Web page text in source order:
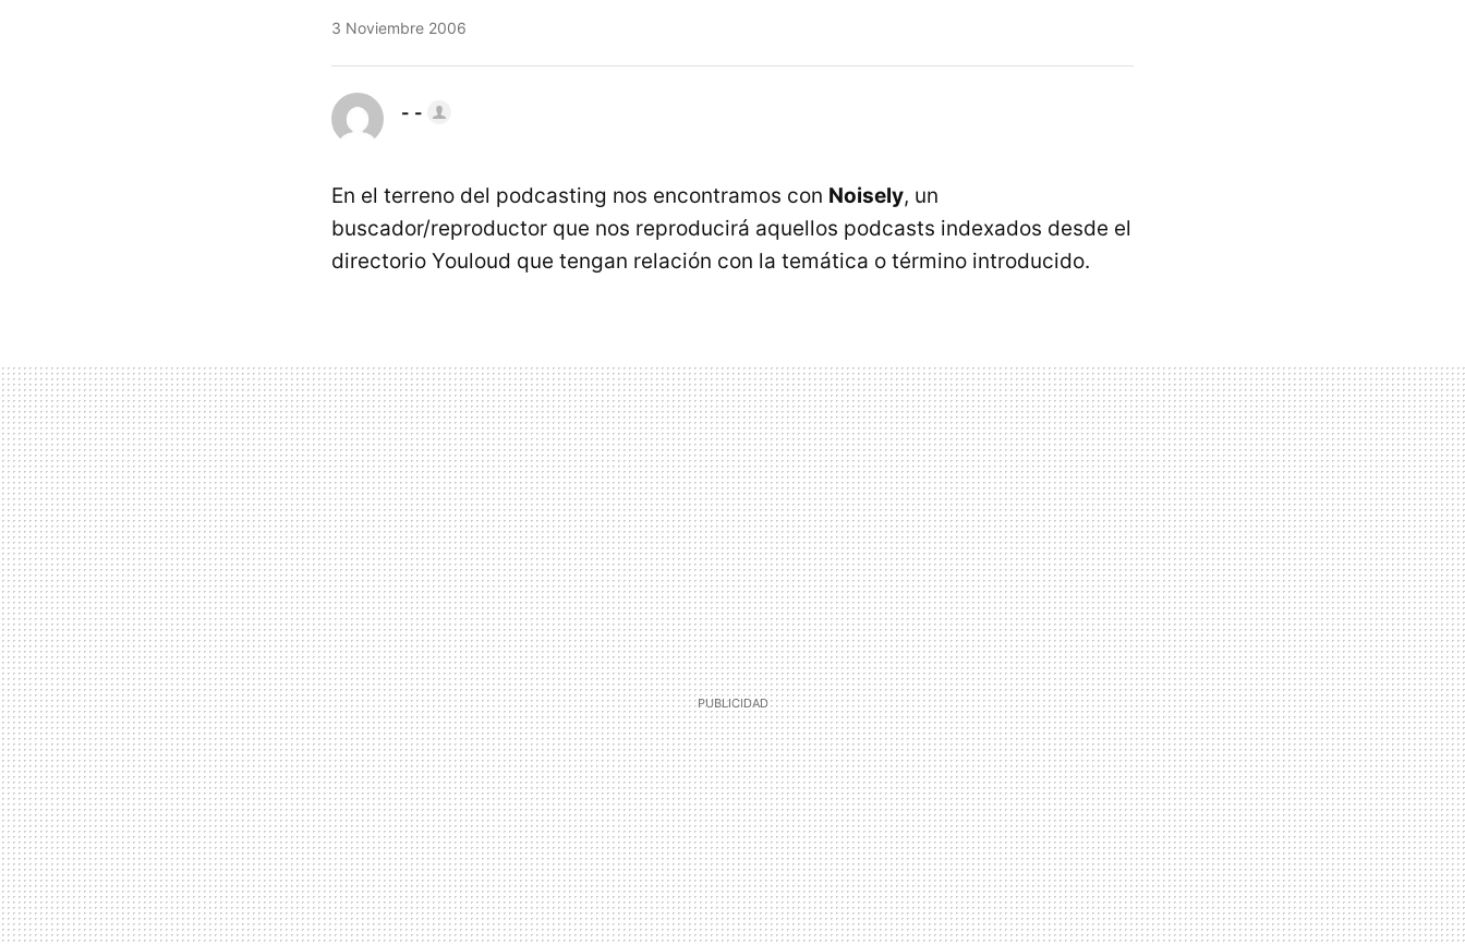
3 Noviembre 2006
- -
En el terreno del podcasting nos encontramos con Noisely, un
buscador/reproductor que nos reproducirá aquellos podcasts indexados desde el
directorio Youloud que tengan relación con la temática o término introducido.